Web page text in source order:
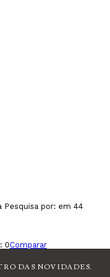
Pesquisa por: em 44
0Comparar
DAS NOVIDADES.